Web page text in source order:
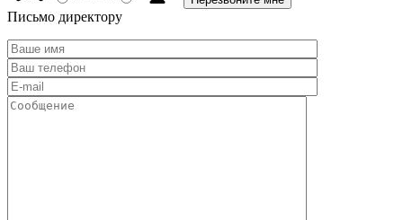
Письмо директору